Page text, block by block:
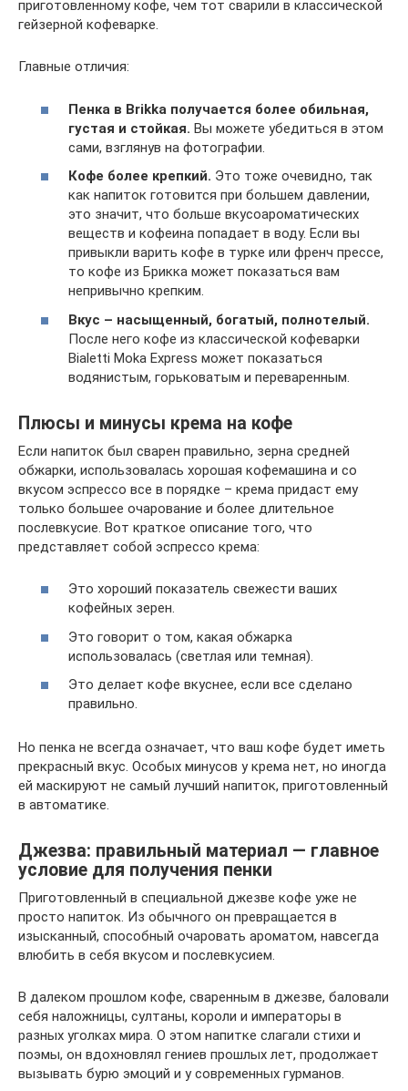
приготовленному кофе, чем тот сварили в классической
гейзерной кофеварке.
Главные отличия:
Пенка в Brikka получается более обильная,
густая и стойкая. Вы можете убедиться в этом
сами, взглянув на фотографии.
Кофе более крепкий. Это тоже очевидно, так
как напиток готовится при большем давлении,
это значит, что больше вкусоароматических
веществ и кофеина попадает в воду. Если вы
привыкли варить кофе в турке или френч прессе,
то кофе из Брикка может показаться вам
непривычно крепким.
Вкус – насыщенный, богатый, полнотелый.
После него кофе из классической кофеварки
Bialetti Moka Express может показаться
водянистым, горьковатым и переваренным.
Плюсы и минусы крема на кофе
Если напиток был сварен правильно, зерна средней
обжарки, использовалась хорошая кофемашина и со
вкусом эспрессо все в порядке – крема придаст ему
только большее очарование и более длительное
послевкусие. Вот краткое описание того, что
представляет собой эспрессо крема:
Это хороший показатель свежести ваших
кофейных зерен.
Это говорит о том, какая обжарка
использовалась (светлая или темная).
Это делает кофе вкуснее, если все сделано
правильно.
Но пенка не всегда означает, что ваш кофе будет иметь
прекрасный вкус. Особых минусов у крема нет, но иногда
ей маскируют не самый лучший напиток, приготовленный
в автоматике.
Джезва: правильный материал — главное
условие для получения пенки
Приготовленный в специальной джезве кофе уже не
просто напиток. Из обычного он превращается в
изысканный, способный очаровать ароматом, навсегда
влюбить в себя вкусом и послевкусием.
В далеком прошлом кофе, сваренным в джезве, баловали
себя наложницы, султаны, короли и императоры в
разных уголках мира. О этом напитке слагали стихи и
поэмы, он вдохновлял гениев прошлых лет, продолжает
вызывать бурю эмоций и у современных гурманов.